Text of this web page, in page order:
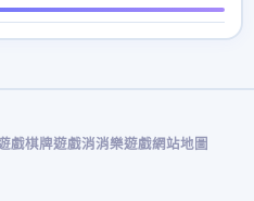
戲棋牌遊戲消消樂遊戲網站地圖